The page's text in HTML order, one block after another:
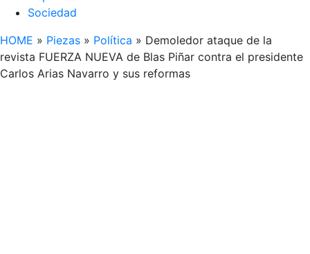
Sociedad
HOME » Piezas » Política » Demoledor ataque de la
revista FUERZA NUEVA de Blas Piñar contra el presidente
Carlos Arias Navarro y sus reformas